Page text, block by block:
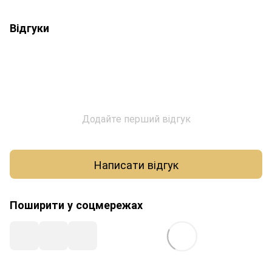
Відгуки
Додайте перший відгук
Написати відгук
Поширити у соцмережах